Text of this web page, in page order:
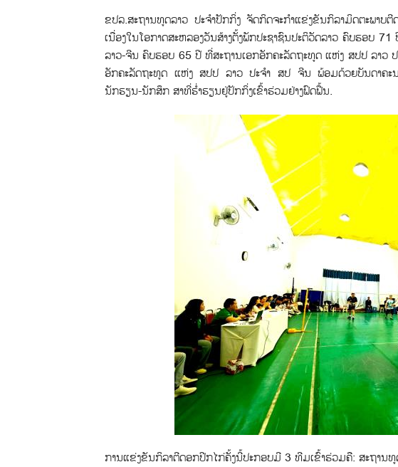
ຂປລ.ສະຖານທູດລາວ ປະຈໍາປັກກິ່ງ ຈັດກິດຈະກໍາແຂ່ງຂັນກິລາມິດຕະ
ເນື່ອງໃນໂອກາດສະຫລອງວັນສ້າງຕັ້ງພັກປະຊາຊົນປະຕິວັດລາວ ຄົບຮອບ
ລາວ-ຈີນ ຄົບຮອບ 65 ປີ ທີ່ສະຖານເອກອັກຄະລັດຖະທູດ ແຫ່ງ ສປປ ລາວ
ອັກຄະລັດຖະທູດ ແຫ່ງ ສປປ ລາວ ປະຈຳ ສປ ຈີນ ພ້ອມດ້ວຍບັນດາຄະ
ນັກຮຽນ-ນັກສຶກ ສາທີ່ຮໍ່າຮຽນຢູ່ປັກກິ່ງເຂົ້າຮ່ວມຢ່າງຟົດຟື້ນ.
ການແຂ່ງຂັນກິລາຕີດອກປີກໄກ່ຄັ້ງນີ້ປະກອບມີ 3 ທີມເຂົ້າຮ່ວມຄື: ສະຖາ